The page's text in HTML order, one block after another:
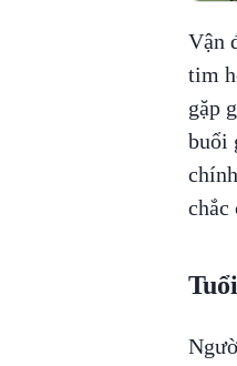
Vận
tim
gặp
buổi
chắc